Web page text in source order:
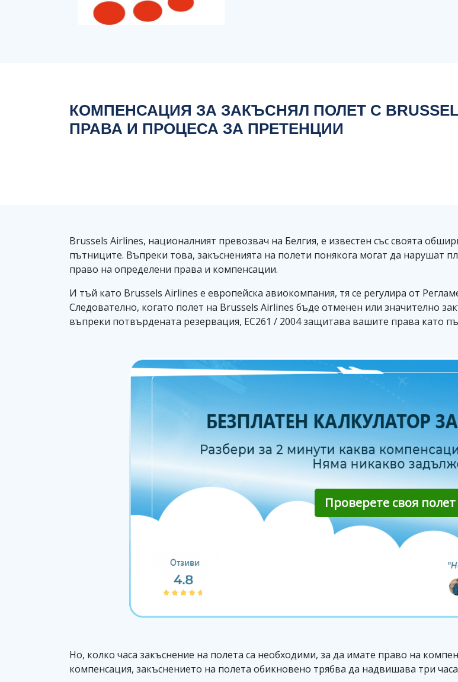
КОМПЕНСАЦИЯ ЗА ЗАКЪСНЯЛ ПОЛЕТ С
ПРАВА И ПРОЦЕСА ЗА ПРЕТЕНЦИИ
Brussels Airlines, националният превозвач на Белгия, е известен със своята
пътниците. Въпреки това, закъсненията на полети понякога могат да нарушат
право на определени права и компенсации.
И тъй като Brussels Airlines е европейска авиокомпания, тя се регулира от
Следователно, когато полет на Brussels Airlines бъде отменен или значително
въпреки потвърдената резервация, ЕС261 / 2004 защитава вашите права като
Проверете своя полет
Но, колко часа закъснение на полета са необходими, за да имате право на
компенсация, закъснението на полета обикновено трябва да надвишава три